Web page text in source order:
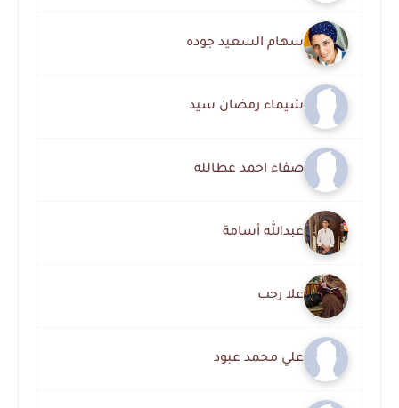
سهام السعيد جوده
شيماء رمضان سيد
صفاء احمد عطالله
عبدالله أسامة
علا رجب
علي محمد عبود